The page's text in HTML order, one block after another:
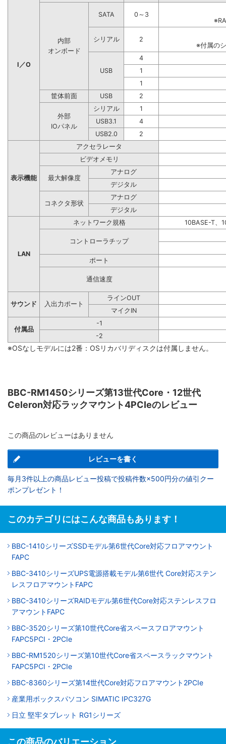
I／O
内部
オンボード
SATA
0～3
シリアル
2
※付属の
USB
4
1
1
筐体前面
USB 2
外部
IOパネル
シリアル
1
USB3.1
4
USB2.0
2
表示機能
アクセラレータ
ビデオメモリ
最大解像度
アナログ
デジタル
コネクタ形状
アナログ
デジタル
LAN
ネットワーク規格 10BASE-T、
コントローラチップ
ポート
通信速度
サウンド 入出力ポート
ラインOUT
マイクIN
付属品
-1
-2
※OSなしモデルには2番：OSリカバリディスクは付属しません。
BBC-RM1450シリーズ第13世代Core・12世代
Celeron対応ラックマウント4PCIeのレビュー
この商品のレビューはありません
レビューを書く
毎月3件以上の商品レビュー投稿で投稿件数×500円分の値引クー
ポンプレゼント！
このカテゴリにはこんな商品もあります！
BBC-1410シリーズSSDモデル第6世代Core対応フロアマウント
FAPC
BBC-3410シリーズUPS電源搭載モデル第6世代 Core対応ステン
レスフロアマウントFAPC
BBC-3410シリーズRAIDモデル第6世代Core対応ステンレスフロ
アマウントFAPC
BBC-3520シリーズ第10世代Core省スペースフロアマウント
FAPC5PCI・2PCIe
BBC-RM1520シリーズ第10世代Core省スペースラックマウント
FAPC5PCI・2PCIe
BBC-8360シリーズ第14世代Core対応フロアマウント2PCIe
産業用ボックスパソコン SIMATIC IPC327G
日立 堅牢タブレット RG1シリーズ
この商品のバリエーション